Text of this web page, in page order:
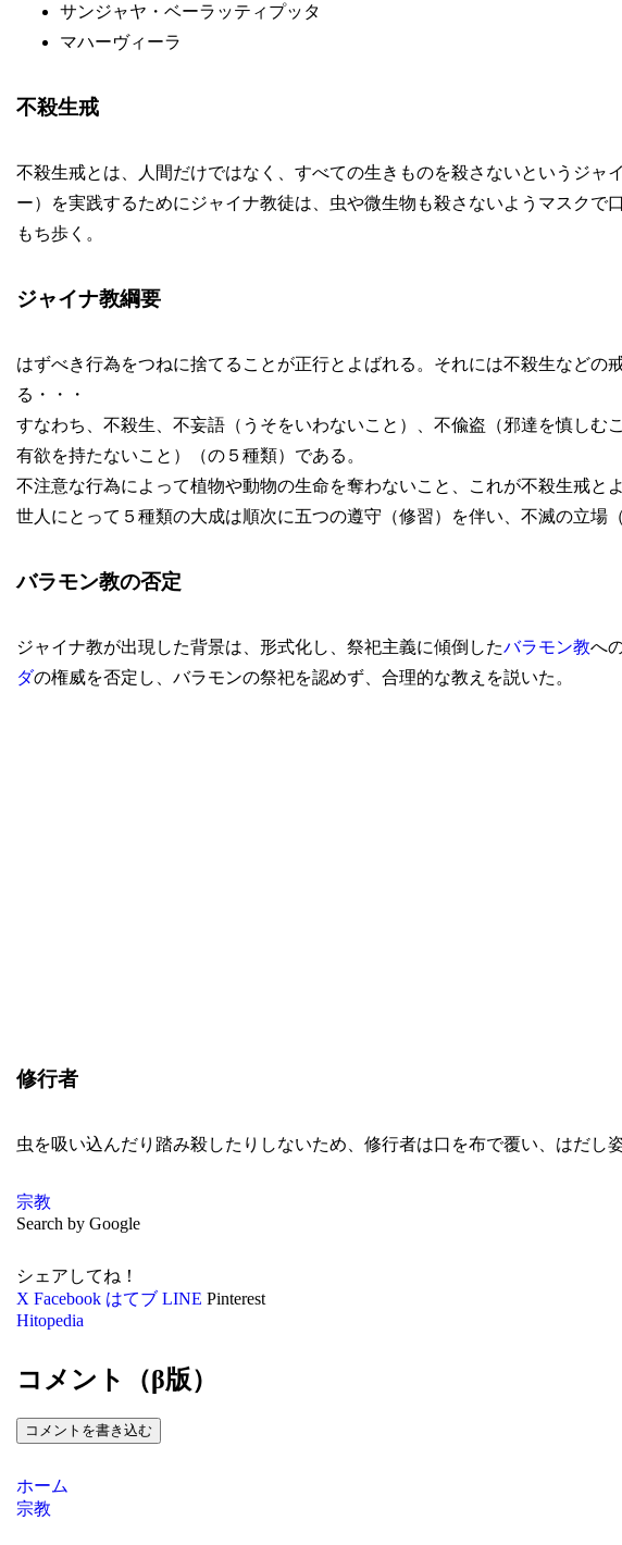
サンジャヤ・ベーラッティプッタ
マハーヴィーラ
不殺生戒
不殺生戒とは、人間だけではなく、すべての生きものを殺さないというジャ
ー）を実践するためにジャイナ教徒は、虫や微生物も殺さないようマスクで
もち歩く。
ジャイナ教綱要
はずべき行為をつねに捨てることが正行とよばれる。それには不殺生などの
る・・・
すなわち、不殺生、不妄語（うそをいわないこと）、不偸盗（邪達を慎しむ
有欲を持たないこと）（の５種類）である。
不注意な行為によって植物や動物の生命を奪わないこと、これが不殺生戒と
世人にとって５種類の大成は順次に五つの遵守（修習）を伴い、不滅の立場
バラモン教の否定
ジャイナ教が出現した背景は、形式化し、祭祀主義に傾倒したバラモン教へ
ダの権威を否定し、バラモンの祭祀を認めず、合理的な教えを説いた。
修行者
虫を吸い込んだり踏み殺したりしないため、修行者は口を布で覆い、はだし
宗教
Search by Google
シェアしてね！
X Facebook はてブ LINE Pinterest
Hitopedia
コメント（β版）
コメントを書き込む
ホーム
宗教